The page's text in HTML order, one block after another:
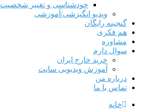
خودشناسی و تغییر شخصیت
ویدیو انگیزشی/آموزشی
گنجینه رایگان
هم‌ فکری
مشاوره
سوال دارم
خرید خارج ایران
آموزش ویدیویی سایت
درباره من
تماس با ما
خانه